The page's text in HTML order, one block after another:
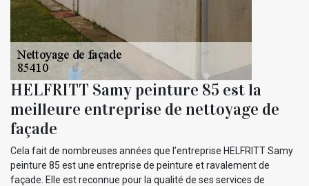
HELFRITT Samy peinture 85 est la
meilleure entreprise de nettoyage de
façade
Cela fait de nombreuses années que l’entreprise HELFRITT Samy
peinture 85 est une entreprise de peinture et ravalement de
façade. Elle est reconnue pour la qualité de ses services de